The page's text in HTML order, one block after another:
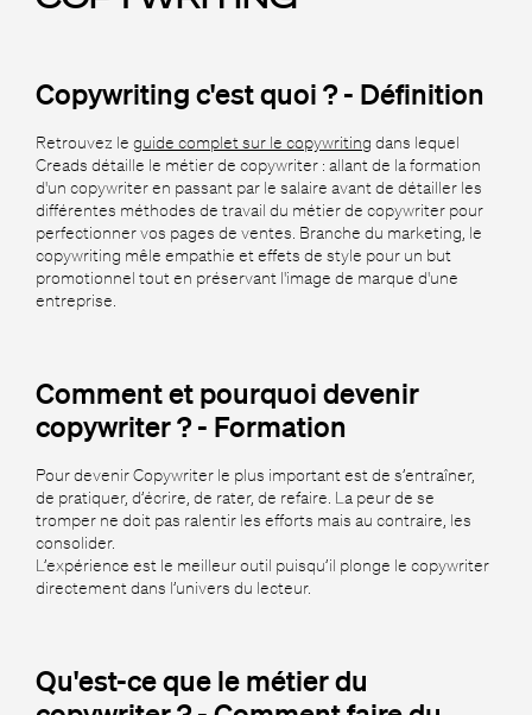
Copywriting c'est quoi ? - Définition
Retrouvez le guide complet sur le copywriting dans lequel
Creads détaille le métier de copywriter : allant de la formation
d'un copywriter en passant par le salaire avant de détailler les
différentes méthodes de travail du métier de copywriter pour
perfectionner vos pages de ventes. Branche du marketing, le
copywriting mêle empathie et effets de style pour un but
promotionnel tout en préservant l'image de marque d'une
entreprise.
Comment et pourquoi devenir
copywriter ? - Formation
Pour devenir Copywriter le plus important est de s’entraîner,
de pratiquer, d’écrire, de rater, de refaire. La peur de se
tromper ne doit pas ralentir les efforts mais au contraire, les
consolider.
L’expérience est le meilleur outil puisqu’il plonge le copywriter
directement dans l’univers du lecteur.
Qu'est-ce que le métier du